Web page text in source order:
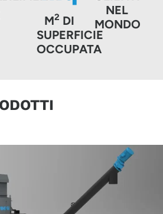
M2 DI
SUPERFICIE
OCCUPATA
NEL
MONDO